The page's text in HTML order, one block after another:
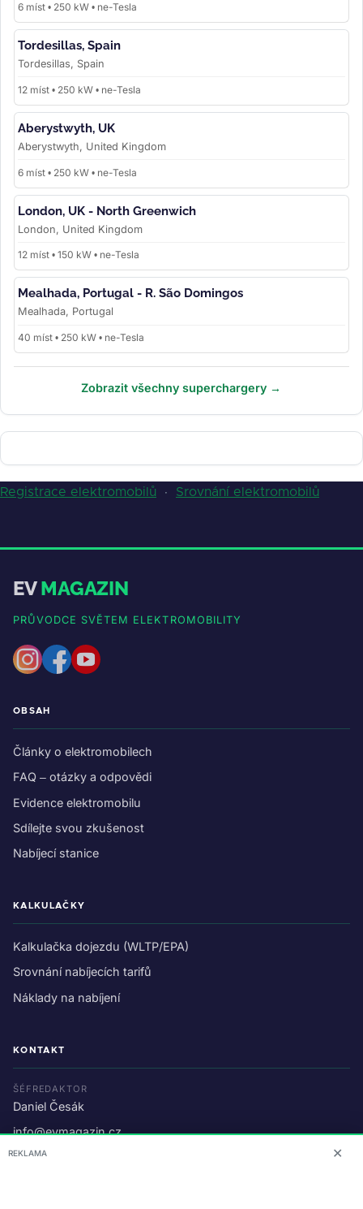
6 míst • 250 kW • ne-Tesla
Tordesillas, Spain
Tordesillas, Spain
12 míst • 250 kW • ne-Tesla
Aberystwyth, UK
Aberystwyth, United Kingdom
6 míst • 250 kW • ne-Tesla
London, UK - North Greenwich
London, United Kingdom
12 míst • 150 kW • ne-Tesla
Mealhada, Portugal - R. São Domingos
Mealhada, Portugal
40 míst • 250 kW • ne-Tesla
Zobrazit všechny superchargery →
Registrace elektromobilů · Srovnání elektromobilů
EVMAGAZIN
PRŮVODCE SVĚTEM ELEKTROMOBILITY
OBSAH
Články o elektromobilech
FAQ – otázky a odpovědi
Evidence elektromobilu
Sdílejte svou zkušenost
Nabíjecí stanice
KALKULAČKY
Kalkulačka dojezdu (WLTP/EPA)
Srovnání nabíjecích tarifů
Náklady na nabíjení
KONTAKT
ŠÉFREDAKTOR
Daniel Česák
info@evmagazin.cz
O nás
REKLAMA ✕